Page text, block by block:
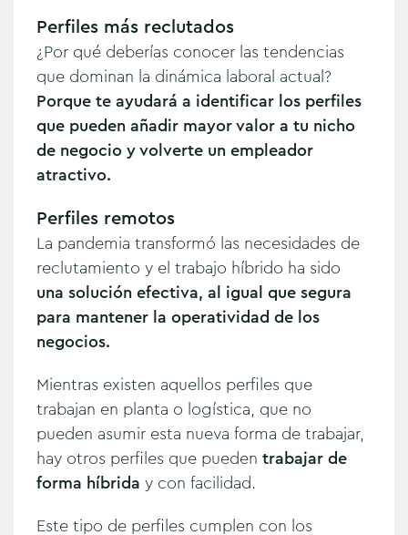
Perfiles más reclutados
¿Por qué deberías conocer las tendencias
que dominan la dinámica laboral actual?
Porque te ayudará a identificar los perfiles
que pueden añadir mayor valor a tu nicho
de negocio y volverte un empleador
atractivo.
Perfiles remotos
La pandemia transformó las necesidades de
reclutamiento y el trabajo híbrido ha sido
una solución efectiva, al igual que segura
para mantener la operatividad de los
negocios.
Mientras existen aquellos perfiles que
trabajan en planta o logística, que no
pueden asumir esta nueva forma de trabajar,
hay otros perfiles que pueden trabajar de
forma híbrida y con facilidad.
Este tipo de perfiles cumplen con los